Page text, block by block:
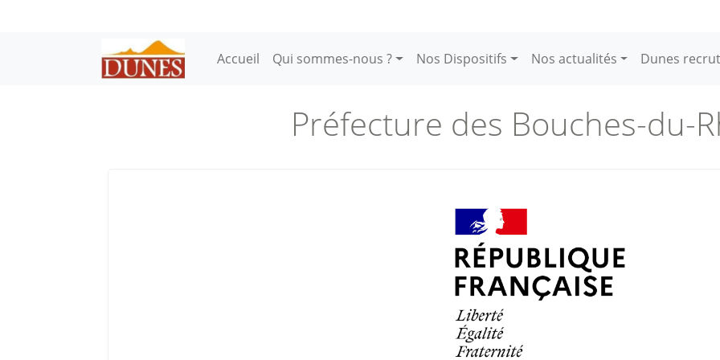
Main navigation
Accueil Qui sommes-nous ? Nos Dispositifs Nos actualités Dunes
Préfecture des Bouches-du-